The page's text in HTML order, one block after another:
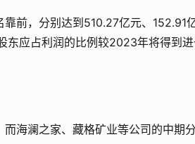
前，分别达到510.27亿元、152.91
东应占利润的比例较2023年将得到
海澜之家、藏格矿业等公司的中期